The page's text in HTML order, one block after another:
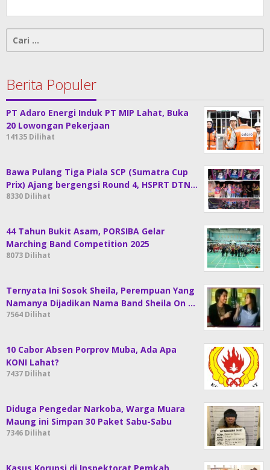
Cari
Berita Populer
PT Adaro Energi Induk PT MIP Lahat, Buka
20 Lowongan Pekerjaan
14135 Dilihat
Bawa Pulang Tiga Piala SCP (Sumatra Cup
Prix) Ajang bergengsi Round 4, HSPRT DTN…
8330 Dilihat
44 Tahun Bukit Asam, PORSIBA Gelar
Marching Band Competition 2025
8073 Dilihat
Ternyata Ini Sosok Sheila, Perempuan Yang
Namanya Dijadikan Nama Band Sheila On …
7564 Dilihat
10 Cabor Absen Porprov Muba, Ada Apa
KONI Lahat?
7437 Dilihat
Diduga Pengedar Narkoba, Warga Muara
Maung ini Simpan 30 Paket Sabu-Sabu
7346 Dilihat